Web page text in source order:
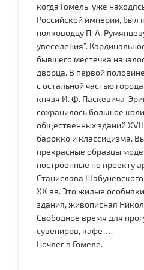
когда Гомель, уже
Российской империи, был
полководцу П. А.
увеселения”.
бывшего местечка
дворца. В первой
с остальной частью
князя И. Ф. Паскевича-
сохранилось большое
общественных зданий
барокко и классицизма.
прекрасные образцы
построенные по проекту
Станислава
ХХ вв. Это жилые
здания, живописная
Свободное время для
сувениров, кафе….
Ночлег в Гомеле.